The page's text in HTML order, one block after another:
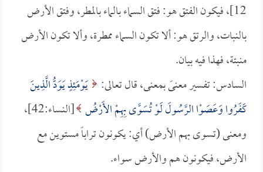
12]، فيكون الفتق هو: فتق السماء بالماء بالمطر، وفتق الأرض
بالنبات، والرتق هو: ألا تكون السماء ممطرة، وألا تكون الأرض
منبتة، فهذا فيه بيان.
السادس: تفسير معنىً بمعنى، قال تعالى: يَوْمَئِذٍ يَوَدُّ الَّذِينَ
كَفَرُوا وَعَصَوْا الرَّسُولَ لَوْ تُسَوَّى بِهِمْ الأَرْضُ
[النساء:42]،
ومعنى (تسوى بهم الأرض) أي: يكونون تراباً مستوين مع
الأرض، فيكونون هم والأرض سواء.